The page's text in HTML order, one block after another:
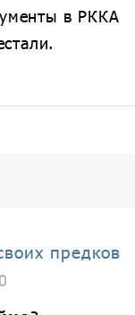
в РККА
предков